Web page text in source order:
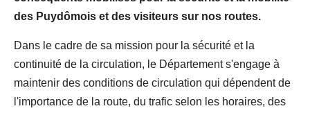
des Puydômois et des visiteurs sur nos routes.
Dans le cadre de sa mission pour la sécurité et la
continuité de la circulation, le Département s'engage à
maintenir des conditions de circulation qui dépendent de
l'importance de la route, du trafic selon les horaires, des